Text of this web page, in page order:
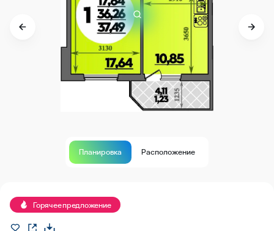
Планировка Расположение
Горячее предложение